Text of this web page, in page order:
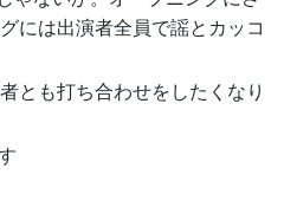
には出演者全員で謡とカッコ
とも打ち合わせをしたくなり